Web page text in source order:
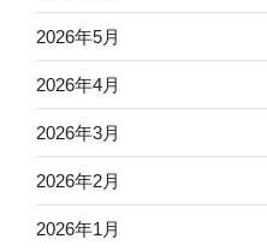
2026年5月
2026年4月
2026年3月
2026年2月
2026年1月